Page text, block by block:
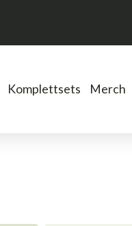
Komplettsets Merch